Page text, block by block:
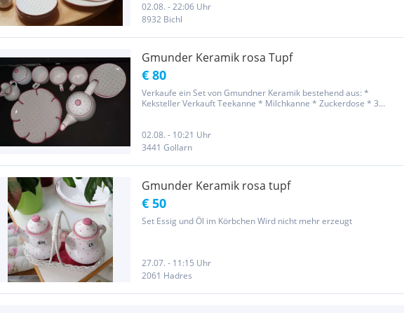
02.08. - 22:06 Uhr
8932 Bichl
Gmunder Keramik rosa Tupf
€ 80
Verkaufe ein Set von Gmundner Keramik bestehend aus: *
Keksteller Verkauft Teekanne * Milchkanne * Zuckerdose * 3
möglich aber nur...
02.08. - 10:21 Uhr
3441 Gollarn
Gmunder Keramik rosa tupf
€ 50
Set Essig und Öl im Körbchen Wird nicht mehr erzeugt
27.07. - 11:15 Uhr
2061 Hadres